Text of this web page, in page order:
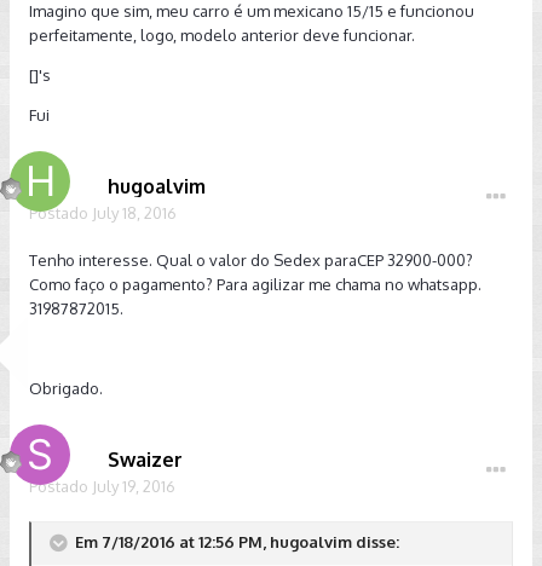
Imagino que sim, meu carro é um mexicano 15/15 e funcionou
perfeitamente, logo, modelo anterior deve funcionar.
[]'s
Fui
hugoalvim
Postado July 18, 2016
Tenho interesse. Qual o valor do Sedex paraCEP 32900-000?
Como faço o pagamento? Para agilizar me chama no whatsapp.
31987872015.
Obrigado.
Swaizer
Postado July 19, 2016
Em 7/18/2016 at 12:56 PM, hugoalvim disse: